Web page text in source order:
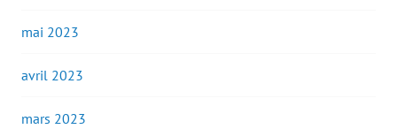
mai 2023
avril 2023
mars 2023